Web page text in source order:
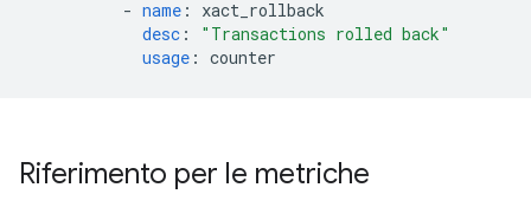
- name :
xact_rollback
desc : "Transactions rolled back"
usage : counter
Riferimento per le metriche